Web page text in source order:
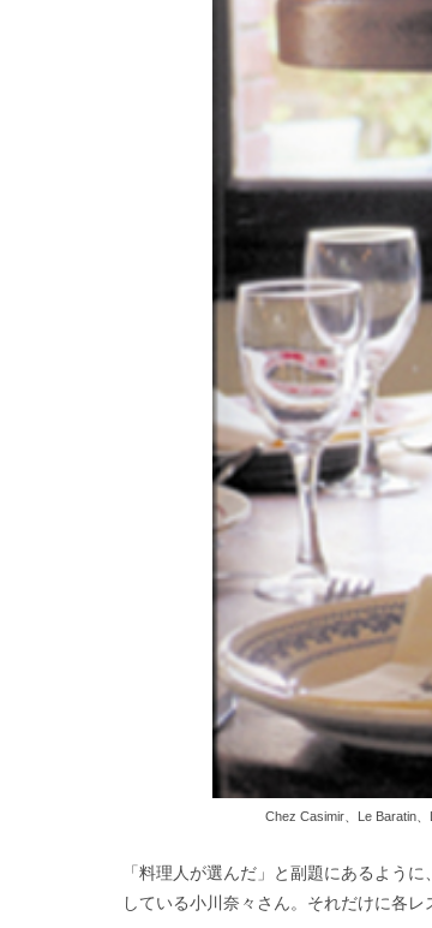
Chez Casimir、Le Baratin
「料理人が選んだ」と副題にあるよう
している小川奈々さん。それだけに各